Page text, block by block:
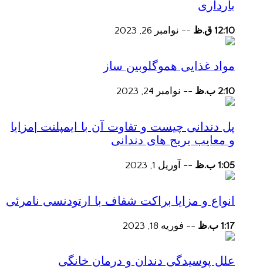
بارداری
12:10 ق.ظ -- نوامبر 26, 2023
مواد غذایی هموگلوبین ساز
2:10 ب.ظ -- نوامبر 24, 2023
پل دندانی چیست و تفاوت آن با ایمپلنت |مزایا
و معایب بریج های دندانی
1:05 ب.ظ -- آوریل 1, 2023
انواع و مزایا براکت شفاف با ارتودنسی نامرئی
1:17 ب.ظ -- فوریه 18, 2023
علل پوسیدگی دندان و درمان خانگی